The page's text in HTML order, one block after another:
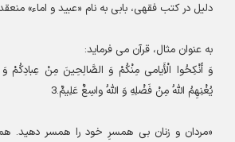
دليل در كتب فقهى، بابى به نام «عبيد و اماء»
به عنوان مثال، قرآن مى‏ فرمايد:
وَ أَنْكِحُوا الْأَيامى‏ مِنْكُمْ وَ الصَّالِحِينَ مِنْ عِبادِكُمْ وَ
يُغْنِهِمُ اللَّهُ مِنْ فَضْلِهِ وَ اللَّهُ واسِعٌ عَلِيمٌ.3
مردان و زنان بى همسرِ خود را همسر دهيد.